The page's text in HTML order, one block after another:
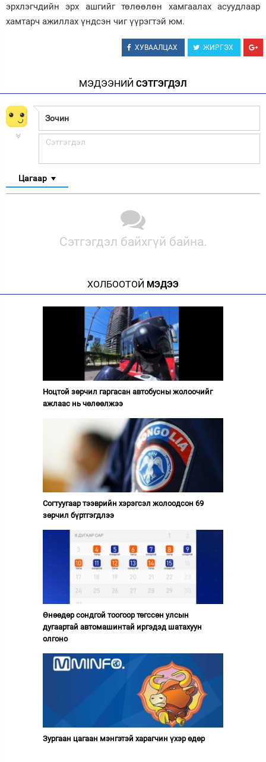
эрхлэгчдийн эрх ашгийг төлөөлөн хамгаалах асуудлаар
хамтарч ажиллах үндсэн чиг үүрэгтэй юм.
ХУВААЛЦАХ ЖИРГЭХ
МЭДЭЭНИЙ СЭТГЭГДЭЛ
Цагаар
Сэтгэгдэл байхгүй байна.
ХОЛБООТОЙ МЭДЭЭ
Ноцтой зөрчил гаргасан автобусны жолоочийг
ажлаас нь чөлөөлжээ
Согтуугаар тээврийн хэрэгсэл жолоодсон 69
зөрчил бүртгэгдлээ
Өнөөдөр сондгой тоогоор төгссөн улсын
дугаартай автомашинтай иргэдэд шатахуун
олгоно
Зургаан цагаан мэнгэтэй харагчин үхэр өдөр